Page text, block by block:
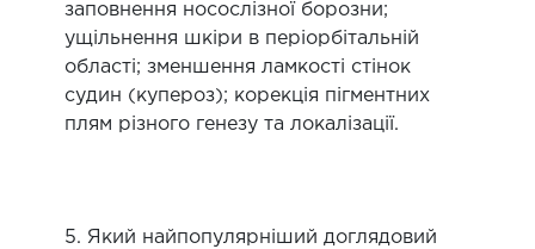
заповнення носослізної борозни;
ущільнення шкіри в періорбітальній
області; зменшення ламкості стінок
судин (купероз); корекція пігментних
плям різного генезу та локалізації.
5. Який найпопулярніший доглядовий